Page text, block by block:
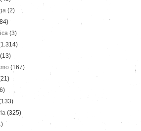
(2)
(3)
(13)
(167)
(325)